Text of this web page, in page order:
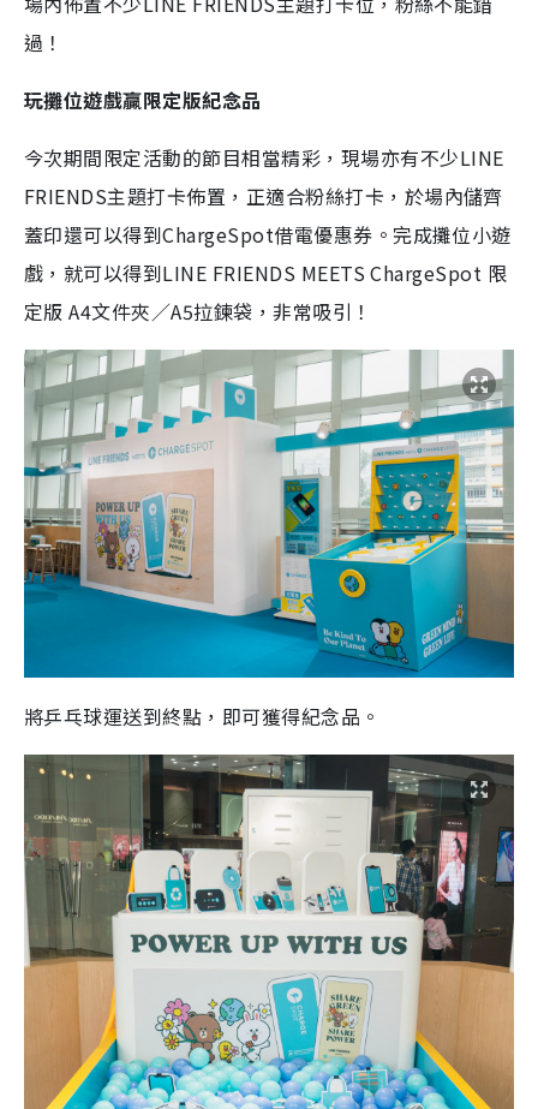
過！
玩攤位遊戲贏限定版紀念品
今次期間限定活動的節目相當精彩，現場亦有不少LINE
FRIENDS主題打卡佈置，正適合粉絲打卡，於場內儲齊
蓋印還可以得到ChargeSpot借電優惠券。完成攤位小遊
戲，就可以得到LINE FRIENDS MEETS ChargeSpot 限
定版 A4文件夾／A5拉鍊袋，非常吸引！
將乒乓球運送到終點，即可獲得紀念品。